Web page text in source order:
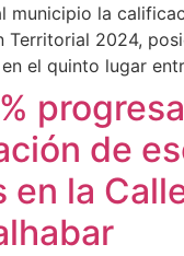
municipio la
Territorial 2024,
el quinto lugar
de
en la